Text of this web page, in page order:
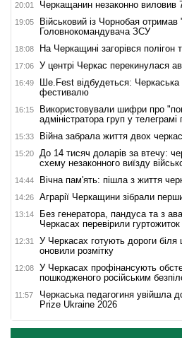
20:01 Черкащанин незаконно виловив
19:05
Військовий із Чорнобая отримав
Головнокомандувача ЗСУ
18:08 На Черкащині загорівся полігон
17:06 У центрі Черкас перекинулася
16:49
Ше.Fest відбудеться:
фестивалю
16:15
Використовували шифри про
адміністратора груп у
15:33 Війна забрала життя двох
15:20
До 14 тисяч доларів за втечу:
схему незаконного виїзду
14:44 Вічна пам'ять: пішла з життя
14:26 Аграрії Черкащини зібрали
13:14
Без генератора, пандуса та з
Черкасах перевірили
12:31
У Черкасах готують дороги біля
оновили розмітку
12:08
У Черкасах профінансують
пошкодженого російським
11:57
Черкаська педагогиня увійшла
Prize Ukraine 2026